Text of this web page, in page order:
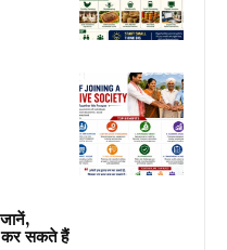
कर सकते हैं